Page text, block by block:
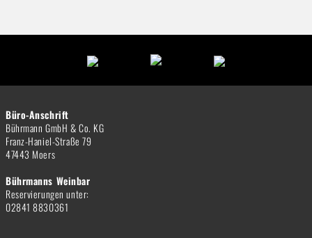
Büro-Anschrift
Bührmann GmbH & Co. KG
Franz-Haniel-Straße 79
47443 Moers
Bührmanns Weinbar
Reservierungen unter:
02841 8830361